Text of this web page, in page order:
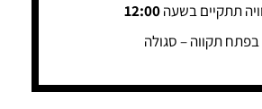
תתקיים בשעה12:00
בפתח תקווה – סגולה